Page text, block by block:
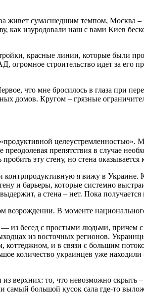
сумасшедшим темпом, Москва –
как изуродовали наш с вами Киев
красные линии, которые были
огромное строительство идет за
что мне бросилось в глаза при
домов. Кругом – грязные
препятствия в случае
эту стену, но стена
я вижу в
и барьеры, которые системно
а стена – нет. Пока получается
возрождении. В моменте
из бесед с простыми людьми, причем
из восточных регионов.
и в связи с большим
количество украинцев уже
верхних: то, что невозможно скрыть –
большой кусок сала где-то